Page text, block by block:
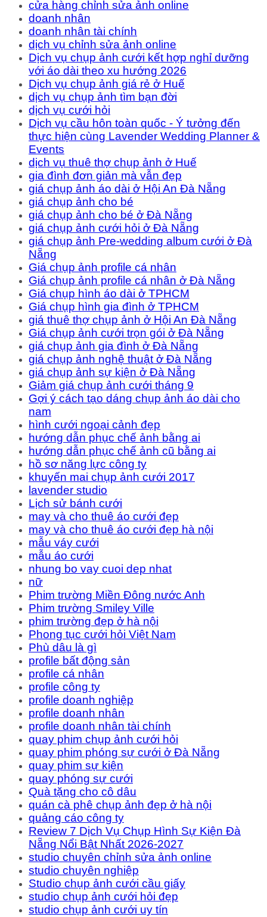
cửa hàng chỉnh sửa ảnh online
doanh nhân
doanh nhân tài chính
dịch vụ chỉnh sửa ảnh online
Dịch vụ chụp ảnh cưới kết hợp nghỉ dưỡng
với áo dài theo xu hướng 2026
Dịch vụ chụp ảnh giá rẻ ở Huế
dịch vụ chụp ảnh tìm bạn đời
dịch vụ cưới hỏi
Dịch vụ cầu hôn toàn quốc - Ý tưởng đến
thực hiện cùng Lavender Wedding Planner &
Events
dịch vụ thuê thợ chụp ảnh ở Huế
gia đình đơn giản mà vẫn đẹp
giá chụp ảnh áo dài ở Hội An Đà Nẵng
giá chụp ảnh cho bé
giá chụp ảnh cho bé ở Đà Nẵng
giá chụp ảnh cưới hỏi ở Đà Nẵng
giá chụp ảnh Pre-wedding album cưới ở Đà
Nẵng
Giá chụp ảnh profile cá nhân
Giá chụp ảnh profile cá nhân ở Đà Nẵng
Giá chụp hình áo dài ở TPHCM
Giá chụp hình gia đình ở TPHCM
giá thuê thợ chụp ảnh ở Hội An Đà Nẵng
Giá chụp ảnh cưới trọn gói ở Đà Nẵng
giá chụp ảnh gia đình ở Đà Nẵng
giá chụp ảnh nghệ thuật ở Đà Nẵng
giá chụp ảnh sự kiện ở Đà Nẵng
Giảm giá chụp ảnh cưới tháng 9
Gợi ý cách tạo dáng chụp ảnh áo dài cho
nam
hình cưới ngoại cảnh đẹp
hướng dẫn phục chế ảnh bằng ai
hướng dẫn phục chế ảnh cũ bằng ai
hồ sơ năng lực công ty
khuyến mai chụp ảnh cưới 2017
lavender studio
Lịch sử bánh cưới
may và cho thuê áo cưới đẹp
may và cho thuê áo cưới đẹp hà nội
mẫu váy cưới
mẫu áo cưới
nhung bo vay cuoi dep nhat
nữ
Phim trường Miền Đông nước Anh
Phim trường Smiley Ville
phim trường đẹp ở hà nội
Phong tục cưới hỏi Việt Nam
Phù dâu là gì
profile bất động sản
profile cá nhân
profile công ty
profile doanh nghiệp
profile doanh nhân
profile doanh nhân tài chính
quay phim chụp ảnh cưới hỏi
quay phim phóng sự cưới ở Đà Nẵng
quay phim sự kiện
quay phóng sự cưới
Quà tặng cho cô dâu
quán cà phê chụp ảnh đẹp ở hà nội
quảng cáo công ty
Review 7 Dịch Vụ Chụp Hình Sự Kiện Đà
Nẵng Nổi Bật Nhất 2026-2027
studio chuyên chỉnh sửa ảnh online
studio chuyên nghiệp
Studio chụp ảnh cưới cầu giấy
studio chụp ảnh cưới hỏi đẹp
studio chụp ảnh cưới uy tín